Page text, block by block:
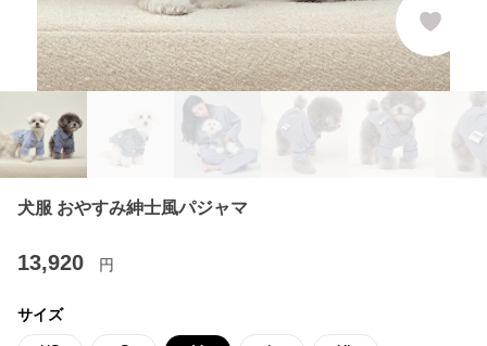
犬服 おやすみ紳士風パジャマ
13,920 円
サイズ